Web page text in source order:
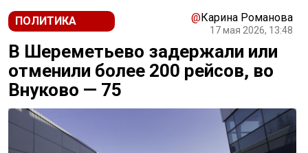
ПОЛИТИКА @Карина Романова
17 мая 2026, 13:48
В Шереметьево задержали или
отменили более 200 рейсов, во
Внуково — 75